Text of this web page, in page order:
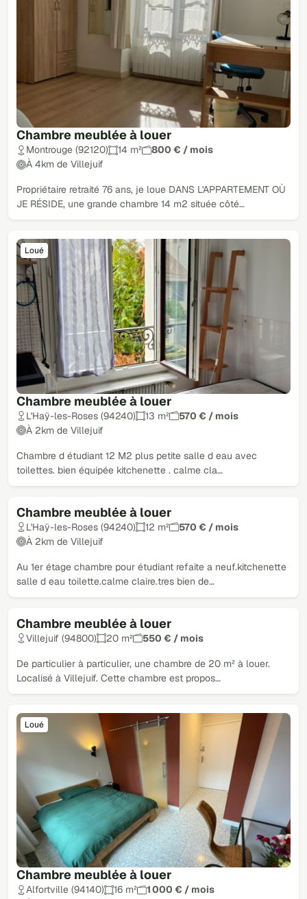
Chambre meublée à louer
Montrouge (92120) 14 m²
800 € / mois
À 4km de Villejuif
Propriétaire retraité 76 ans, je loue DANS L'APPARTEMENT OÙ
JE RÉSIDE, une grande chambre 14 m2 située côté…
Chambre meublée à louer
Loué
L'Haÿ-les-Roses (94240) 13 m²
570 € / mois
À 2km de Villejuif
Chambre d étudiant 12 M2 plus petite salle d eau avec
toilettes. bien équipée kitchenette . calme cla…
Chambre meublée à louer
Loué
L'Haÿ-les-Roses (94240) 12 m²
570 € / mois
À 2km de Villejuif
Au 1er étage chambre pour étudiant refaite a neuf.kitchenette
salle d eau toilette.calme claire.tres bien de…
Chambre meublée à louer
Loué
Villejuif (94800) 20 m² 550 € / mois
De particulier à particulier, une chambre de 20 m² à louer.
Localisé à Villejuif. Cette chambre est propos…
Chambre meublée à louer
Loué
Alfortville (94140) 16 m²
1 000 € / mois